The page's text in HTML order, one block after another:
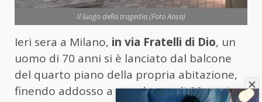
Il luogo della tragedia (Foto Ansa)
Ieri sera a Milano, in via Fratelli di Dio, un
uomo di 70 anni si è lanciato dal balcone
del quarto piano della propria abitazione,
finendo addosso a una donna di 83 anni